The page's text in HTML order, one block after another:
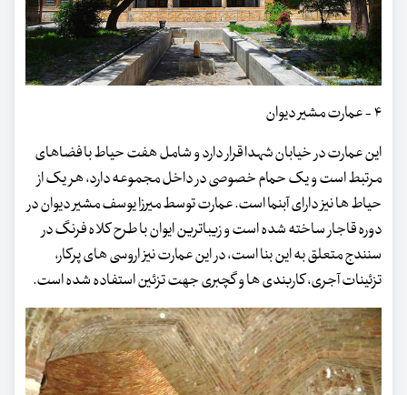
۴ - عمارت مشیر دیوان
این عمارت در خیابان شهدا قرار دارد و شامل هفت حیاط با فضاهای
مرتبط است و یک حمام خصوصی در داخل مجموعه دارد، هر یک از
حیاط ها نیز دارای آبنما است. عمارت توسط میرزا یوسف مشیر دیوان در
دوره قاجار ساخته شده است و زیباترین ایوان با طرح کلاه فرنگ در
سنندج متعلق به این بنا است، در این عمارت نیز اروسی های پرکار،
تزئینات آجری، کاربندی ها و گچبری جهت تزئین استفاده شده است.